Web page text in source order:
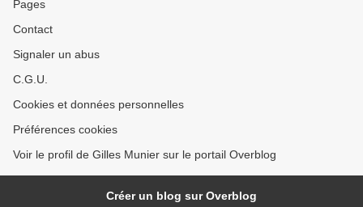
Pages
Contact
Signaler un abus
C.G.U.
Cookies et données personnelles
Préférences cookies
Voir le profil de Gilles Munier sur le portail Overblog
Créer un blog sur Overblog